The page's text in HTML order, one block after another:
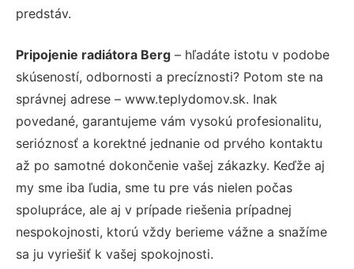
predstáv.
Pripojenie radiátora Berg – hľadáte istotu v podobe
skúseností, odbornosti a precíznosti? Potom ste na
správnej adrese – www.teplydomov.sk. Inak
povedané, garantujeme vám vysokú profesionalitu,
serióznosť a korektné jednanie od prvého kontaktu
až po samotné dokončenie vašej zákazky. Keďže aj
my sme iba ľudia, sme tu pre vás nielen počas
spolupráce, ale aj v prípade riešenia prípadnej
nespokojnosti, ktorú vždy berieme vážne a snažíme
sa ju vyriešiť k vašej spokojnosti.